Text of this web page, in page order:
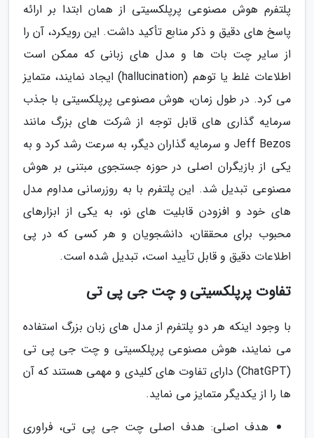
پلتفرم هوش مصنوعی پرپلکسیتی از همان ابتدا بر ارائه
پاسخ های دقیق و ذکر منابع تأکید داشت. این رویکرد، آن را
از سایر چت بات ها و مدل های زبانی که ممکن است
اطلاعات غلط یا توهم (hallucination) ایجاد نمایند، متمایز
می کرد. در طول زمان، هوش مصنوعی پرپلکسیتی با جذب
سرمایه گذاری های قابل توجه از شرکت های بزرگ مانند
Jeff Bezos و سرمایه گذاران دیگر، به سرعت رشد کرد و به
یکی از بازیگران اصلی در حوزه جستجوی مبتنی بر هوش
مصنوعی تبدیل شد. این پلتفرم با به روزرسانی مداوم مدل
های خود و افزودن قابلیت های نو، به یکی از ابزارهای
محبوب برای محققان، دانشجویان و هر کسی که در پی
اطلاعات دقیق و قابل تأیید است، تبدیل شده است.
تفاوت پرپلکسیتی و چت جی پی تی
با وجود اینکه هر دو پلتفرم از مدل های زبان بزرگ استفاده
می نمایند، هوش مصنوعی پرپلکسیتی و چت جی پی تی
(ChatGPT) دارای تفاوت های کلیدی و مهمی هستند که آن
ها را از یکدیگر متمایز می نماید.
هدف اصلی: هدف اصلی چت جی پی تی، فراوری